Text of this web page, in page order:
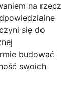
na rzecz
się do
budować
swoich